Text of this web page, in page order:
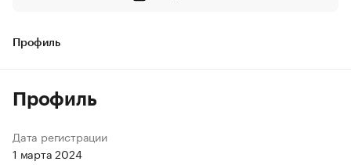
Профиль
Профиль
Дата регистрации
1 марта 2024